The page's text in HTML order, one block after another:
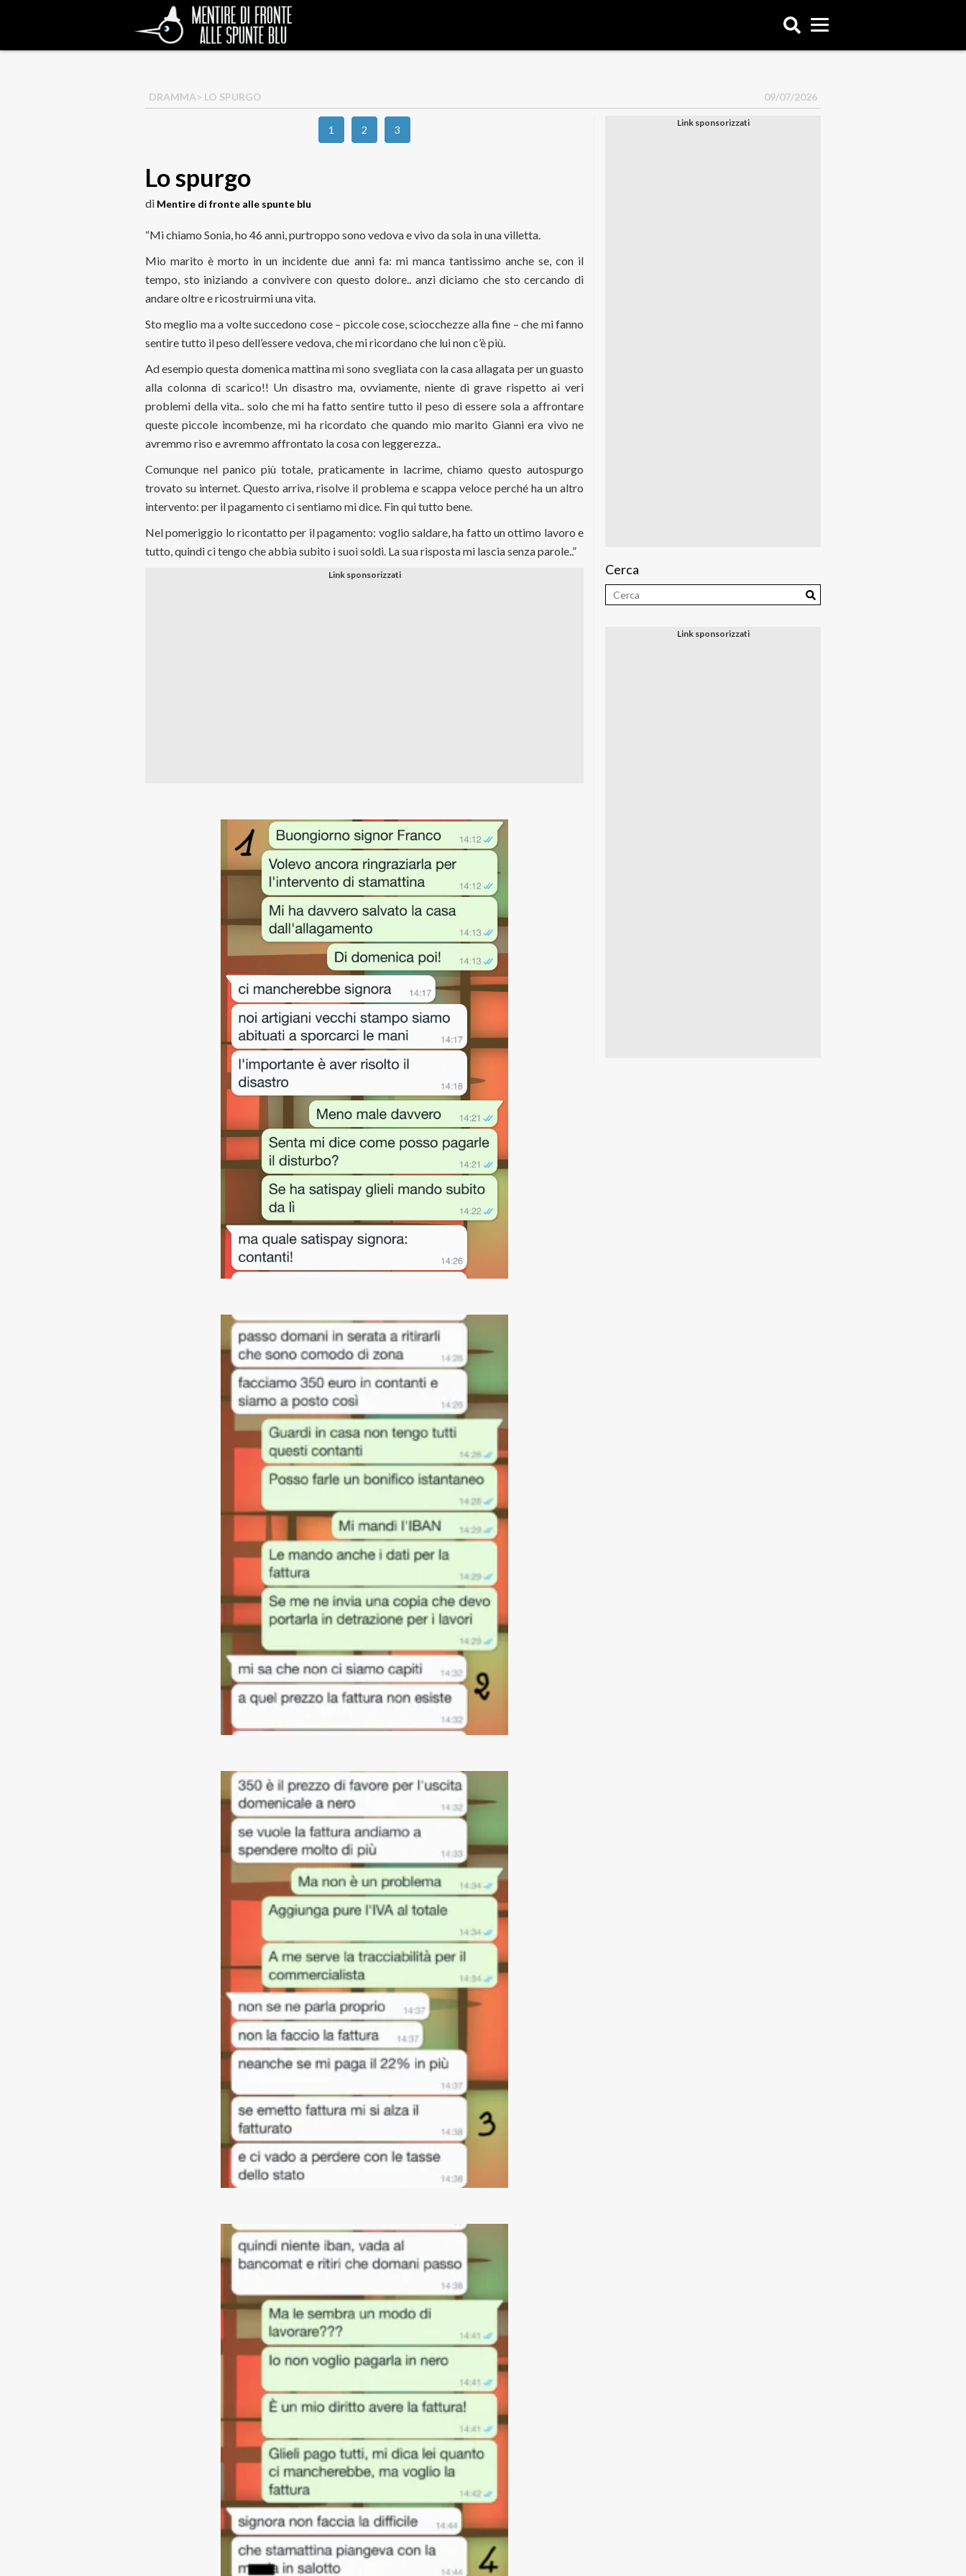
DRAMMA> LO SPURGO 09/07/2026
1 2 3
Lo spurgo
di Mentire di fronte alle spunte blu
“Mi chiamo Sonia, ho 46 anni, purtroppo sono vedova e vivo da sola in una villetta.
Mio marito è morto in un incidente due anni fa: mi manca tantissimo anche se, con il
tempo, sto iniziando a convivere con questo dolore.. anzi diciamo che sto cercando di
andare oltre e ricostruirmi una vita.
Sto meglio ma a volte succedono cose – piccole cose, sciocchezze alla fine – che mi fanno
sentire tutto il peso dell’essere vedova, che mi ricordano che lui non c’è più.
Ad esempio questa domenica mattina mi sono svegliata con la casa allagata per un guasto
alla colonna di scarico!! Un disastro ma, ovviamente, niente di grave rispetto ai veri
problemi della vita.. solo che mi ha fatto sentire tutto il peso di essere sola a affrontare
queste piccole incombenze, mi ha ricordato che quando mio marito Gianni era vivo ne
avremmo riso e avremmo affrontato la cosa con leggerezza..
Comunque nel panico più totale, praticamente in lacrime, chiamo questo autospurgo
trovato su internet. Questo arriva, risolve il problema e scappa veloce perché ha un altro
intervento: per il pagamento ci sentiamo mi dice. Fin qui tutto bene.
Nel pomeriggio lo ricontatto per il pagamento: voglio saldare, ha fatto un ottimo lavoro e
tutto, quindi ci tengo che abbia subito i suoi soldi. La sua risposta mi lascia senza parole..”
Cerca